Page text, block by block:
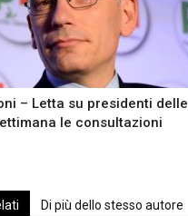
– Letta su presidenti delle
le consultazioni
Di più dello stesso autore